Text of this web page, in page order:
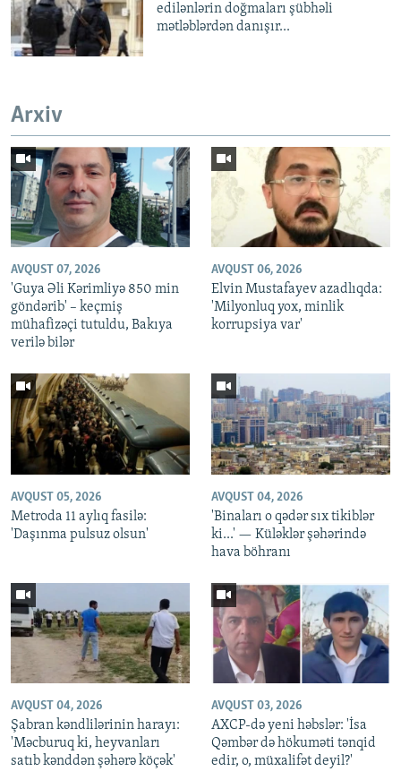
edilənlərin doğmaları şübhəli
mətləblərdən danışır...
Arxiv
AVQUST 07, 2026
'Guya Əli Kərimliyə 850 min
göndərib' – keçmiş
mühafizəçi tutuldu, Bakıya
verilə bilər
AVQUST 06, 2026
Elvin Mustafayev azadlıqda:
'Milyonluq yox, minlik
korrupsiya var'
AVQUST 05, 2026
Metroda 11 aylıq fasilə:
'Daşınma pulsuz olsun'
AVQUST 04, 2026
'Binaları o qədər sıx tikiblər
ki...' — Küləklər şəhərində
hava böhranı
AVQUST 04, 2026
Şabran kəndlilərinin harayı:
'Məcburuq ki, heyvanları
satıb kənddən şəhərə köçək'
AVQUST 03, 2026
AXCP-də yeni həbslər: 'İsa
Qəmbər də hökuməti tənqid
edir, o, müxalifət deyil?'